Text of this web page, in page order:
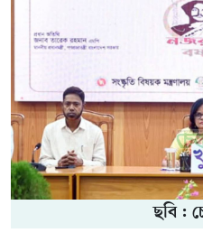
ছবি :